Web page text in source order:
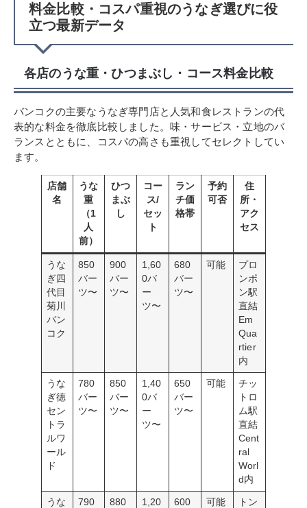
料金比較・コスパ重視のうなぎ選びに役
立つ最新データ
各店のうな重・ひつまぶし・コース料金比較
バンコクの主要なうなぎ専門店と人気和食レストランの代
表的な料金を徹底比較しました。味・サービス・立地のバ
ランスとともに、コスパの高さも重視してセレクトしてい
ます。
店舗
名
うな
重
（1
人
前）
ひつ
まぶ
し
コー
ス/
セッ
ト
ラン
チ価
格帯
予約
可否
住
所・
アク
セス
うな
ぎ四
代目
菊川
バン
コク
850
バー
ツ〜
900
バー
ツ〜
1,60
0バ
ー
ツ〜
680
バー
ツ〜
可能
プロ
ンポ
ン駅
直結
Em
Qua
rtier
内
うな
ぎ徳
セン
トラ
ルワ
ール
ド
780
バー
ツ〜
850
バー
ツ〜
1,40
0バ
ー
ツ〜
650
バー
ツ〜
可能
チッ
トロ
ム駅
直結
Cent
ral
Worl
d内
うな
790
880
1,20
600
可能
トン